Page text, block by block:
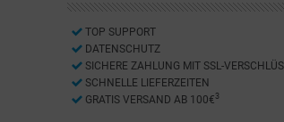
TOP SUPPORT
DATENSCHUTZ
SICHERE ZAHLUNG MIT SSL-
SCHNELLE LIEFERZEITEN
GRATIS VERSAND AB 100€ 3